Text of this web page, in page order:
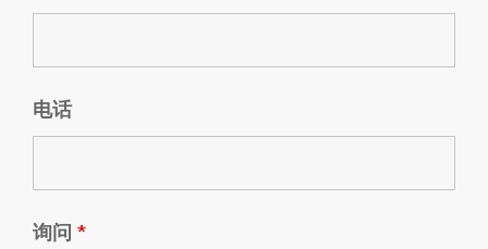
电话
询问 *